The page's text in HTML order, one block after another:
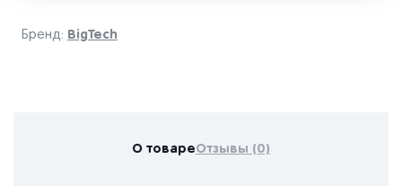
Бренд: BigTech
О товареОтзывы (0)